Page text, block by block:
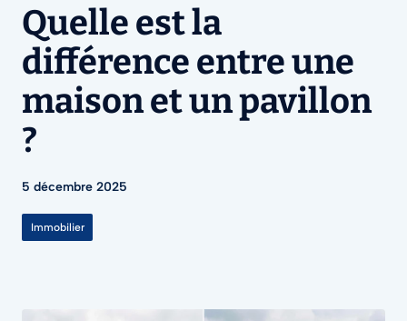
Quelle est la
différence entre une
maison et un pavillon
?
5 décembre 2025
Immobilier